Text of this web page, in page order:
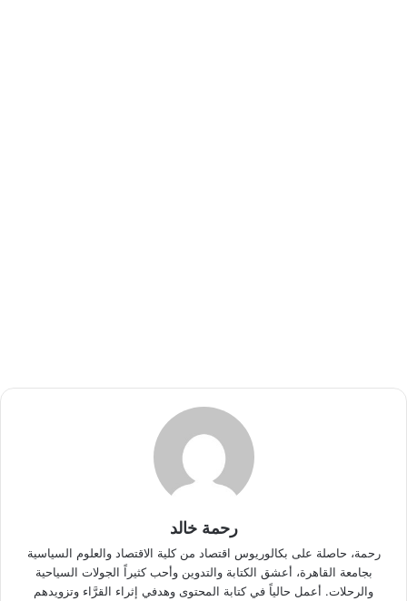
رحمة خالد
رحمة، حاصلة على بكالوريوس اقتصاد من كلية الاقتصاد والعلوم السياسية
بجامعة القاهرة، أعشق الكتابة والتدوين وأحب كثيراً الجولات السياحية
والرحلات. أعمل حالياً في كتابة المحتوى وهدفي إثراء القرَّاء وتزويدهم